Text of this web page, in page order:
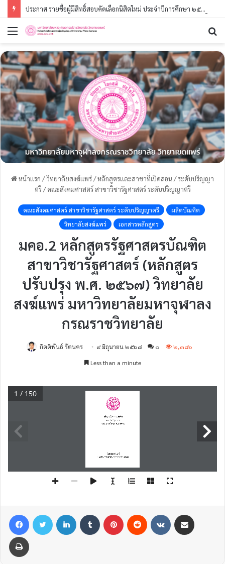
ประกาศ รายชื่อผู้มีสิทธิ์สอบคัดเลือกนิสิตใหม่ ประจำปีการศึกษา ๒๕๖๙ (รอบที่ ๓) ระดับปริญญาตรี
เมนู
หน้าแรก /วิทยาลัยสงฆ์แพร่/หลักสูตรและสาขาที่เปิดสอน/ระดับปริญญา
ตรี / คณะสังคมศาสตร์ สาขาวิชารัฐศาสตร์ ระดับปริญญาตรี
คณะสังคมศาสตร์ สาขาวิชารัฐศาสตร์ ระดับปริญญาตรี
ผลิตบัณทิต
วิทยาลัยสงฆ์แพร่
เอกสารหลักสูตร
มคอ.2 หลักสูตรรัฐศาสตรบัณฑิต
สาขาวิชารัฐศาสตร์ (หลักสูตร
ปรับปรุง พ.ศ. ๒๕๖๗) วิทยาลัย
สงฆ์แพร่ มหาวิทยาลัยมหาจุฬาลง
กรณราชวิทยาลัย
กิตติพันธ์ รัตนคร ๙ มิถุนายน ๒๕๖๘ ๐
๒,๓๘๖
Less than a minute
1 / 150
Facebook Twitter LinkedIn Tumblr Pinterest Reddit VKontakte
Print